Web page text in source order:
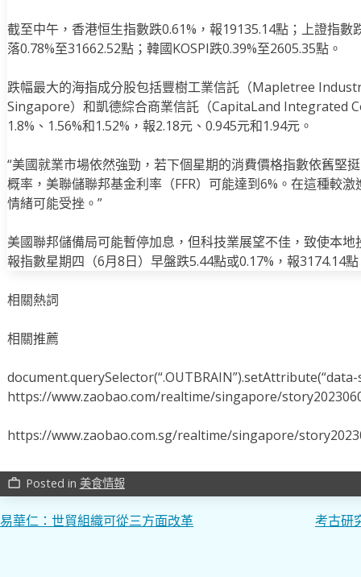
截至中午，香港恒生指數跌0.61%，報19135.14點；上證指數
落0.78%至31662.52點；韓國KOSPI跌0.39%至2605.35點。
跌幅最大的海指成分股包括豐樹工業信託（Mapletree
Singapore）和凱德綜合商業信託（CapitaLand Integrated
1.8%、1.56%和1.52%，報2.18元、0.945元和1.94元。
“美國就業市場依然強勁，若下個星期的消費價格指數依舊堅
概率，美聯儲聯邦基金利率（FFR）可能達到6%。在這種較
情緒可能受挫。”
美國聯邦儲備局可能暫停加息，但科技業展望不佳，致使本
報指數星期四（6月8日）早盤跌5.44點或0.17%，報3174.14
相關熱詞
相關推薦
document.querySelector(“.OUTBRAIN”).setAttribute(“data-
https://www.zaobao.com/realtime/singapore/
https://www.zaobao.com.sg/realtime/singapore/
work_outline Posted in 美食情報
文
易華仁：世貿組織可從三方面改革 考古研